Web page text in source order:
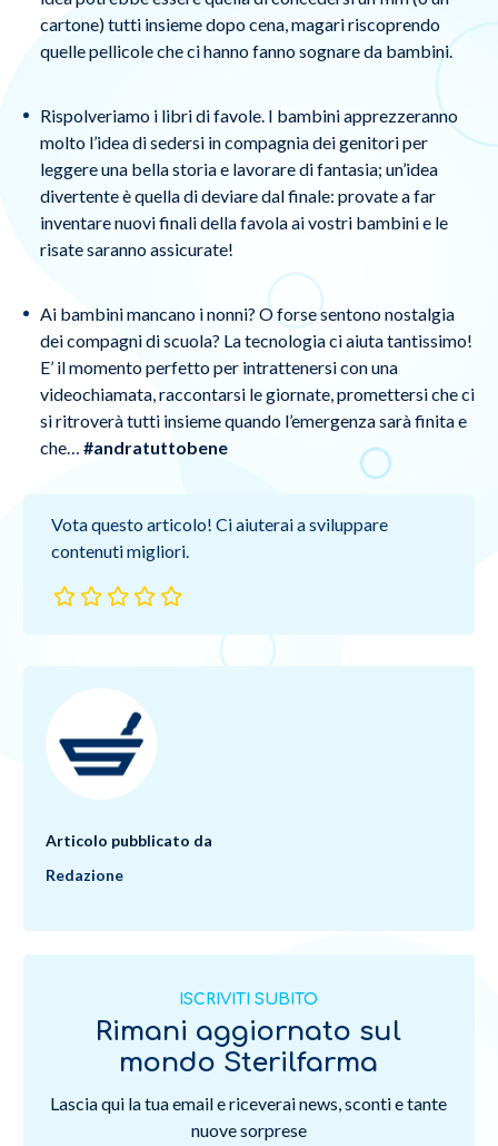
cartone) tutti insieme dopo cena, magari riscoprendo
quelle pellicole che ci hanno fanno sognare da bambini.
Rispolveriamo i libri di favole. I bambini apprezzeranno
molto l’idea di sedersi in compagnia dei genitori per
leggere una bella storia e lavorare di fantasia; un’idea
divertente è quella di deviare dal finale: provate a far
inventare nuovi finali della favola ai vostri bambini e le
risate saranno assicurate!
Ai bambini mancano i nonni? O forse sentono nostalgia
dei compagni di scuola? La tecnologia ci aiuta tantissimo!
E’ il momento perfetto per intrattenersi con una
videochiamata, raccontarsi le giornate, promettersi che ci
si ritroverà tutti insieme quando l’emergenza sarà finita e
che… #andratuttobene
Vota questo articolo! Ci aiuterai a sviluppare
contenuti migliori.
Articolo pubblicato da
Redazione
ISCRIVITI SUBITO
Rimani aggiornato sul
mondo Sterilfarma
Lascia qui la tua email e riceverai news, sconti e tante
nuove sorprese